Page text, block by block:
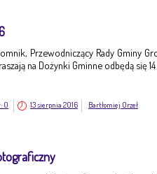
Przewodniczący Rady Gminy
na Dożynki Gminne odbędą się
0 13 sierpnia 2016 Bartłomiej Orzeł